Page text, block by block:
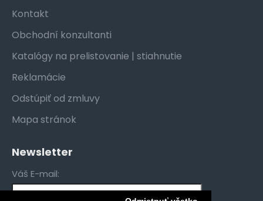
Kontakt
Obchodní konzultanti
Katalógy na prelistovanie | stiahnutie
Reklamácie
Odstúpiť od zmluvy
Mapa stránok
Newsletter
Váš E-mail: